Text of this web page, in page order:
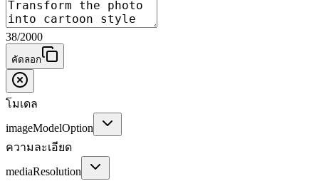
38/2000
คัดลอก
โมเดล
imageModelOption
ความละเอียด
mediaResolution